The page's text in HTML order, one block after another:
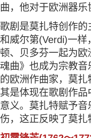
曲，他对于欧洲器
歌剧是莫扎特创作
和威尔第(Verdi)一
顿、贝多芬一起为
魂曲》也成为宗教
的欧洲作曲家，莫
其是体现在歌剧作
意义。莫扎特赋予
伤，这正反映了莫扎